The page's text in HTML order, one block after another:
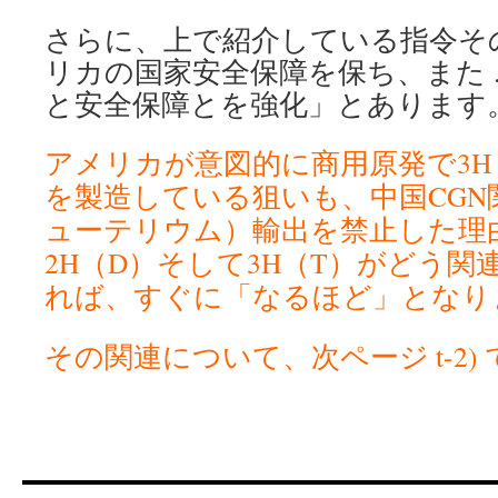
さらに、上で紹介している指令
リカの国家安全保障を保ち、ま
と安全保障とを強化」とあります
アメリカが意図的に商用原発で
を製造している狙いも、中国
ューテリウム）輸出を禁止した
2H（D）そして3H（T）がどう関
れば、すぐに「なるほど」とな
その関連について、次ページ t-2)